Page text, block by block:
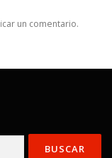
un comentario.